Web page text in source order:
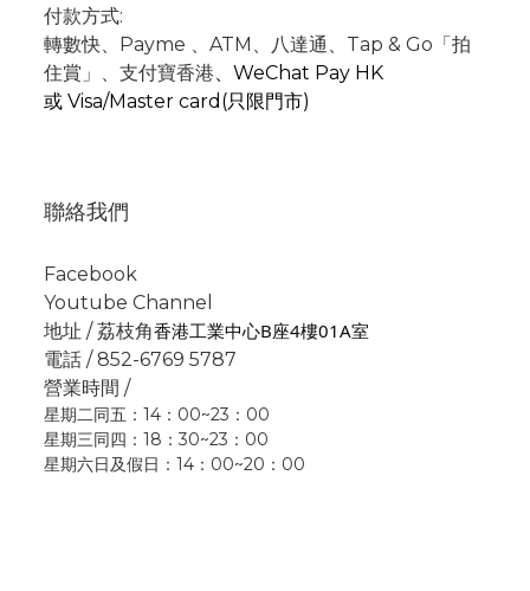
付款方式:
轉數快、Payme 、 ATM 、
八達通、Tap & Go「拍
住賞」 、支付寶香港、 WeChat Pay HK
或 Visa/Master card(只限門市)
聯絡我們
Facebook
Youtube Channel
地址 / 荔枝角香港工業中心B座4樓01A室
電話 / 852-6769 5787
營業時間 /
星期二同五：14：00~23：00
星期三同四：18：30~23：00
星期六日及假日：14：00~20：00